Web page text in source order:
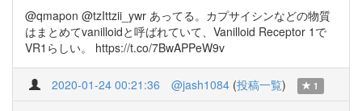
@qmapon @tzIttzii_ywr あってる。カプサイシンなどの物質
はまとめてvanilloidと呼ばれていて、Vanilloid Receptor 1で
VR1らしい。 https://t.co/7BwAPPeW9v
2020-01-24 00:21:36 @jash1084 (投稿一覧) 1